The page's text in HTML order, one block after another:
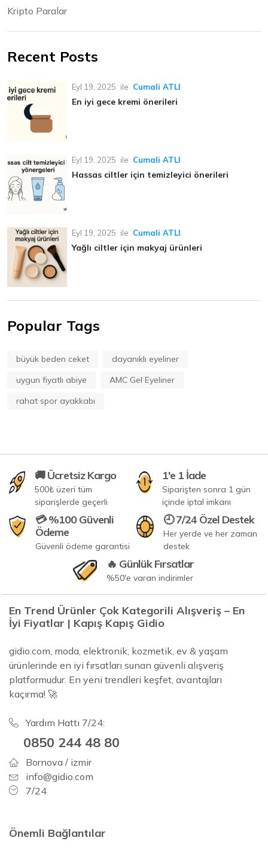
Kripto Paralar
Recent Posts
Eyl 19, 2025 ile Cumali ATLI
En iyi gece kremi önerileri
Eyl 19, 2025 ile Cumali ATLI
Hassas ciltler için temizleyici önerileri
Eyl 19, 2025 ile Cumali ATLI
Yağlı ciltler için makyaj ürünleri
Popular Tags
büyük beden ceket
dayanıklı eyeliner
uygun fiyatlı abiye
AMC Gel Eyeliner
rahat spor ayakkabı
🚚 Ücretsiz Kargo
500₺ üzeri tüm
siparişlerde geçerli
1'e 1 İade
Siparişten sonra 1 gün
içinde iptal imkanı
💳 %100 Güvenli
Ödeme
Güvenli ödeme garantisi
🕘 7/24 Özel Destek
Her yerde ve her zaman
destek
🔥 Günlük Fırsatlar
%50'e varan indirimler
En Trend Ürünler Çok Kategorili Alışveriş – En
İyi Fiyatlar | Kapış Kapış Gidio
gidio.com, moda, elektronik, kozmetik, ev & yaşam
ürünlerinde en iyi fırsatları sunan güvenli alışveriş
platformudur. En yeni trendleri keşfet, avantajları
kaçırma! 🚀
Yardım Hattı 7/24:
0850 244 48 80
Bornova / izmir
info@gidio.com
7/24
Önemli Bağlantılar